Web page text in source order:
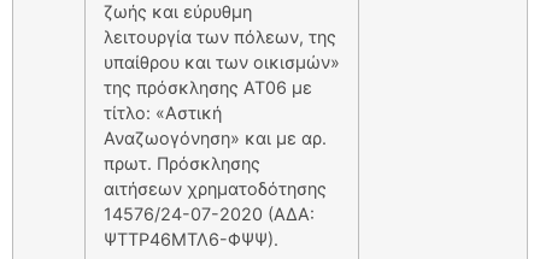
ζωής και εύρυθμη
λειτουργία των πόλεων, της
υπαίθρου και των οικισμών»
της πρόσκλησης ΑΤ06 με
τίτλο: «Αστική
Αναζωογόνηση» και με αρ.
πρωτ. Πρόσκλησης
αιτήσεων χρηματοδότησης
14576/24-07-2020 (ΑΔΑ:
ΨΤΤΡ46ΜΤΛ6-ΦΨΨ).